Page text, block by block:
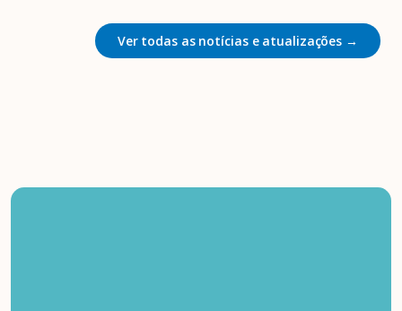
Ver todas as notícias e atualizações →